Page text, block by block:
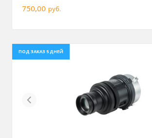
750,00 руб.
ПОД ЗАКАЗ 5 ДНЕЙ
Previous